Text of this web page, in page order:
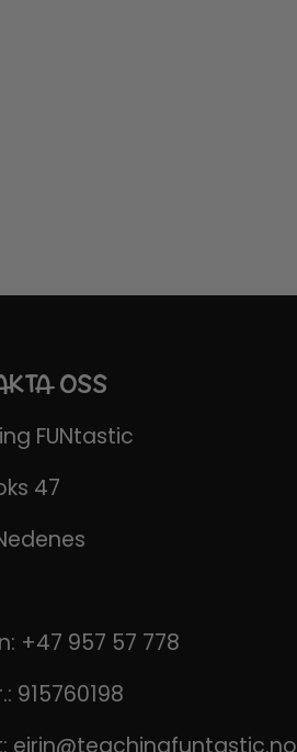
OSS
FUNtastic
47
+47 957 57 778
915760198
eirin@teachingfuntastic.no